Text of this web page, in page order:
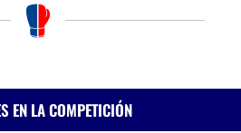
EN LA COMPETICIÓN